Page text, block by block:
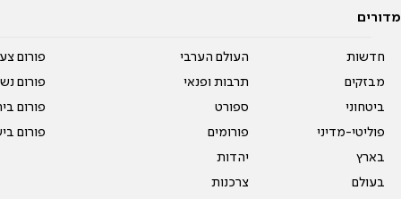
מדורים
חדשות
מבזקים
ביטחוני
פוליטי-מדיני
בארץ
בעולם
העולם הערבי
תרבות ופנאי
ספורט
פורומים
יהדות
צרכנות
פורום
פורום
פורום
פורום